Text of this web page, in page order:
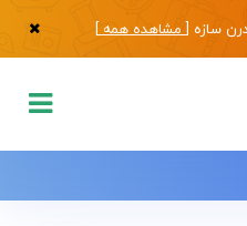
سازه [مشاهده همه]